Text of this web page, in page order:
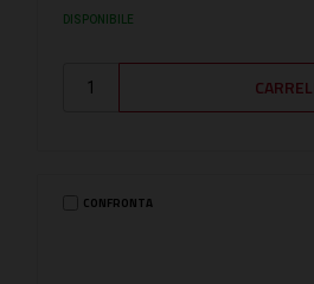
DISPONIBILE
CONFRONTA